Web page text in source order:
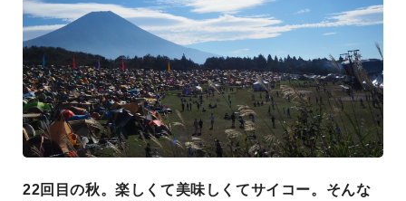
22回目の秋。楽しくて美味しくてサイコー。そんな